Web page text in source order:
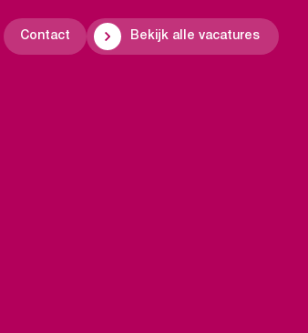
Contact Bekijk alle vacatures